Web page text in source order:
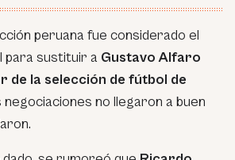
peruana fue considerado el
para sustituir a Gustavo Alfaro
de la selección de fútbol de
negociaciones no llegaron a buen